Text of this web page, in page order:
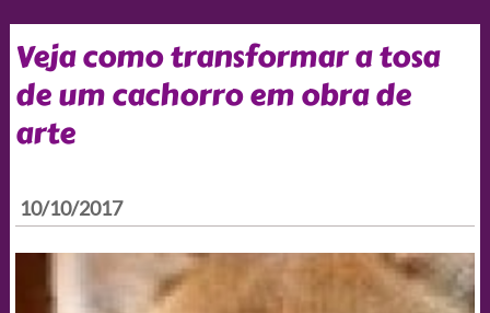
Veja como transformar a tosa
de um cachorro em obra de
arte
10/10/2017